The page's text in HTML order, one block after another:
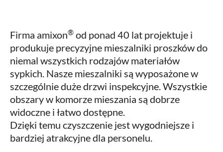
Firma amixon® od ponad 40 lat projektuje i
produkuje precyzyjne mieszalniki proszków do
niemal wszystkich rodzajów materiałów
sypkich. Nasze mieszalniki są wyposażone w
szczególnie duże drzwi inspekcyjne. Wszystkie
obszary w komorze mieszania są dobrze
widoczne i łatwo dostępne.
Dzięki temu czyszczenie jest wygodniejsze i
bardziej atrakcyjne dla personelu.